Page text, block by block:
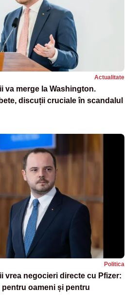
Actualitate
va merge la Washington.
discuții cruciale în scandalul
Politica
vrea negocieri directe cu Pfizer:
pentru oameni și pentru